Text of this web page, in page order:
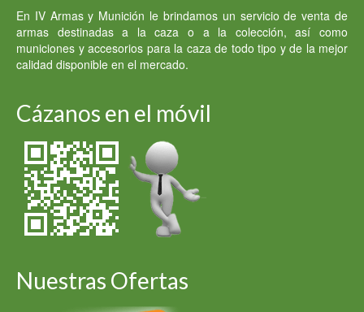
En IV Armas y Munición le brindamos un servicio de venta de
armas destinadas a la caza o a la colección, así como
municiones y accesorios para la caza de todo tipo y de la mejor
calidad disponible en el mercado.
Cázanos en el móvil
Nuestras Ofertas